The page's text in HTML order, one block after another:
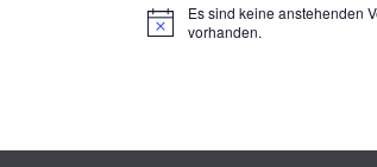
H
Es sind keine anstehenden
vorhanden.